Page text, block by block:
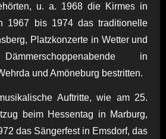
u. a. 1968 die Kirmes in
1967 bis 1974 das traditionelle
Platzkonzerte in Wetter und
in
und Amöneburg bestritten.
Auftritte, wie am 25.
beim Hessentag in Marburg,
das Sängerfest in Emsdorf, das